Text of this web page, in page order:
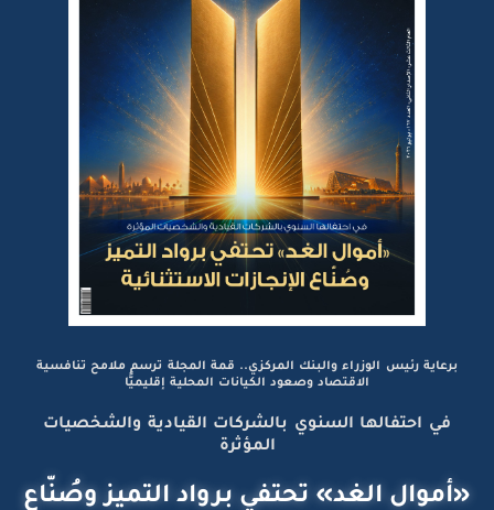
برعاية رئيس الوزراء والبنك المركزي.. قمة المجلة ترسم ملامح تنافسية
الاقتصاد وصعود الكيانات المحلية إقليميًّا
في احتفالها السنوي بالشركات القيادية والشخصيات
المؤثرة
«أموال الغد» تحتفي برواد التميز وصُنّاع